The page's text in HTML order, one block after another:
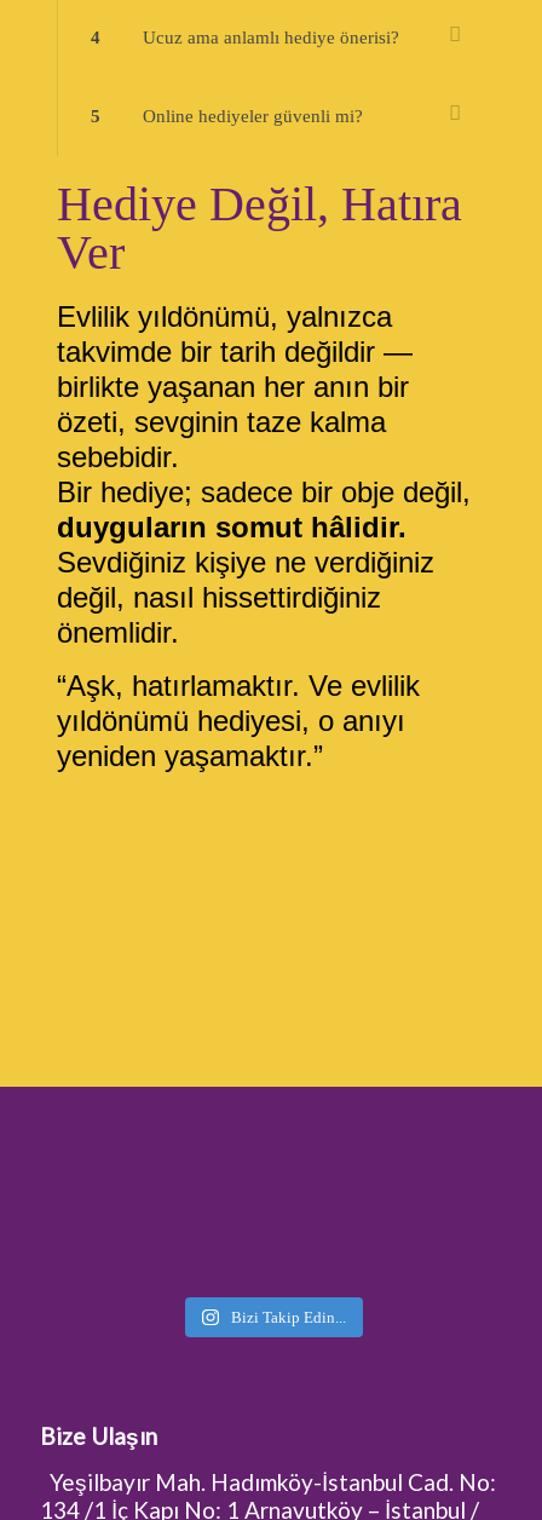
4 Ucuz ama anlamlı hediye önerisi?
5 Online hediyeler güvenli mi?
Hediye Değil, Hatıra
Ver
Evlilik yıldönümü, yalnızca
takvimde bir tarih değildir —
birlikte yaşanan her anın bir
özeti, sevginin taze kalma
sebebidir.
Bir hediye; sadece bir obje değil,
duyguların somut hâlidir.
Sevdiğiniz kişiye ne verdiğiniz
değil, nasıl hissettirdiğiniz
önemlidir.
“Aşk, hatırlamaktır. Ve evlilik
yıldönümü hediyesi, o anıyı
yeniden yaşamaktır.”
Bizi Takip Edin...
Bize Ulaşın
Yeşilbayır Mah. Hadımköy-İstanbul Cad. No:
134 /1 İç Kapı No: 1 Arnavutköy – İstanbul /